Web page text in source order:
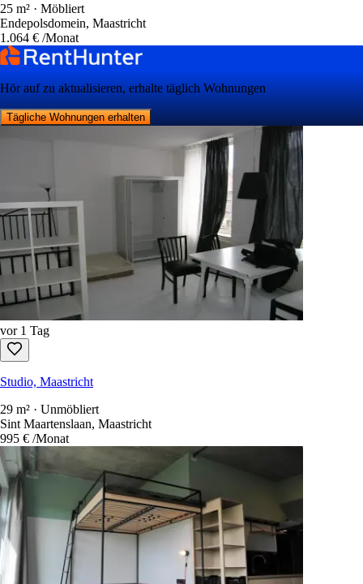
25 m² · Möbliert
Endepolsdomein, Maastricht
1.064 € /Monat
Hör auf zu aktualisieren, erhalte täglich Wohnungen
Tägliche Wohnungen erhalten
vor 1 Tag
Studio, Maastricht
29 m² · Unmöbliert
Sint Maartenslaan, Maastricht
995 € /Monat